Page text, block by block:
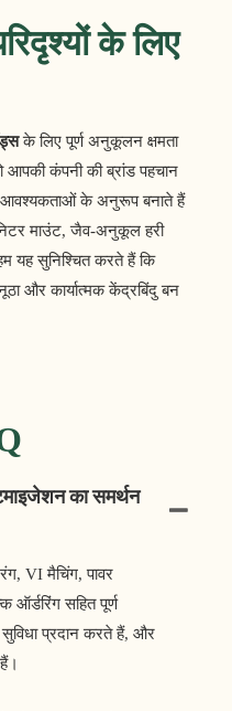
के लिए
के लिए पूर्ण अनुकूलन क्षमता
आपकी कंपनी की ब्रांड पहचान
आवश्यकताओं के अनुरूप बनाते हैं
माउंट, जैव-अनुकूल हरी
यह सुनिश्चित करते हैं कि
और कार्यात्मक केंद्रबिंदु बन
का समर्थन
VI मैचिंग, पावर
ऑर्डरिंग सहित पूर्ण
प्रदान करते हैं, और